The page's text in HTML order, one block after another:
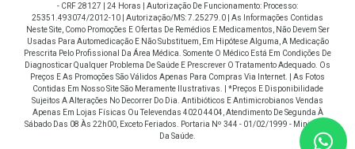
- CRF 28127 | 24 Horas | Autorização De Funcionamento: Processo:
25351.493074/2012-10 | Autorização/MS: 7.25279.0 | As Informações Contidas
Neste Site, Como Promoções E Ofertas De Remédios E Medicamentos, Não Devem Ser
Usadas Para Automedicação E Não Substituem, Em Hipótese Alguma, A Medicação
Prescrita Pelo Profissional Da Área Médica. Somente O Médico Está Em Condições De
Diagnosticar Qualquer Problema De Saúde E Prescrever O Tratamento Adequado. Os
Preços E As Promoções São Válidos Apenas Para Compras Via Internet. | As Fotos
Contidas Em Nosso Site São Meramente Ilustrativas. | *Preços E Disponibilidade
Sujeitos A Alterações No Decorrer Do Dia. Antibióticos E Antimicrobianos Vendas
Apenas Em Lojas Físicas Ou Televendas 4020 4404, Atendimento De Segunda À
Sábado Das 08 Às 22h00, Exceto Feriados. Portaria Nº 344 - 01/02/1999 - Ministério
Da Saúde.